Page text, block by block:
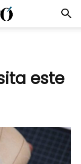
este